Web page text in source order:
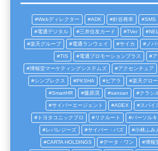
Webディレクター ADK 針谷将幸 SMS
電通デジタル 三井住友カード TVer NEL
楽天グループ 電通ランウェイ サイカ ノバ
TIS 電通プロモーションプラス
博報堂マーケティングシステムズ アクセンチュア
シンプレクス PKSHA ピアラ 楽天グロ
SmartHR 藤原滉 sansan クラシ
サイバーエージェント ADEX スパイ
トヨタコニックプロ リクルート パーソル
レバレジーズ サイバー・バズ 小林ふみ
CARTA HOLDINGS データ・ワン 博報